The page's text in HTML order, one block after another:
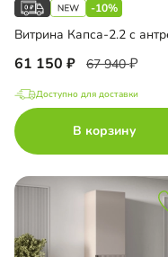
-10%
61 150 67 940
Доступно для доставки
В корзину